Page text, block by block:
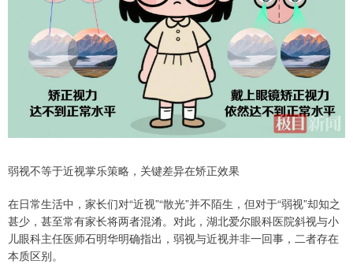
弱视不等于近视掌乐策略，关键差异在矫正效果
在日常生活中，家长们对“近视”“散光”并不陌生，但对于“弱视”却知之
甚少，甚至常有家长将两者混淆。对此，湖北爱尔眼科医院斜视与小
儿眼科主任医师石明华明确指出，弱视与近视并非一回事，二者存在
本质区别。